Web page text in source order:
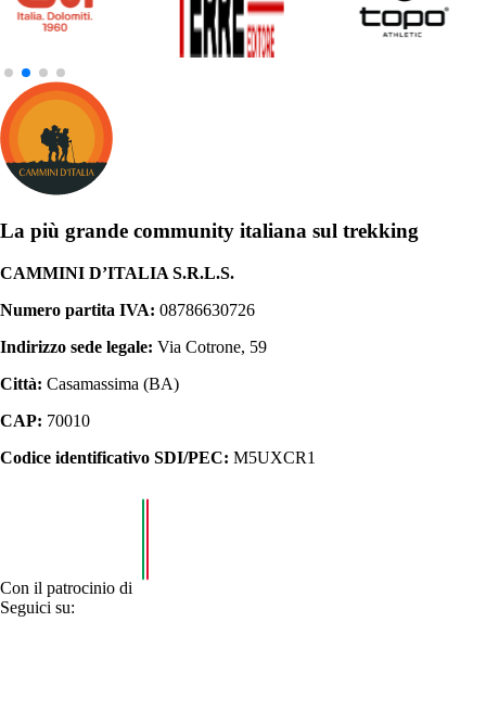
La più grande community italiana sul trekking
CAMMINI D’ITALIA S.R.L.S.
Numero partita IVA: 08786630726
Indirizzo sede legale: Via Cotrone, 59
Città: Casamassima (BA)
CAP: 70010
Codice identificativo SDI/PEC: M5UXCR1
Con il patrocinio di
Seguici su: